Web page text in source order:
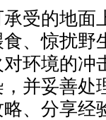
受的地面
、惊扰野
环境的冲
并妥善处
、分享经